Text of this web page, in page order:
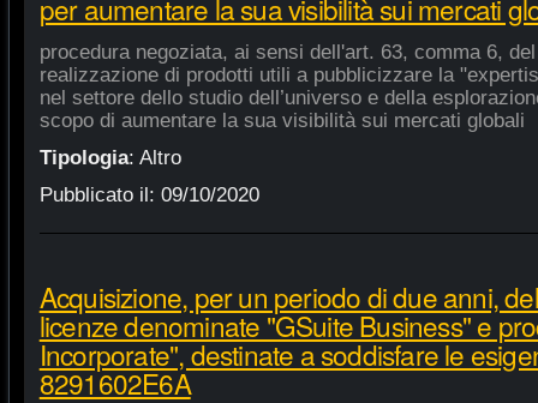
per aumentare la sua visibilità sui mercati
procedura negoziata, ai sensi dell'art. 63, comma 6,
realizzazione di prodotti utili a pubblicizzare la
nel settore dello studio dell’universo e della
scopo di aumentare la sua visibilità sui mercati globali
Tipologia: Altro
Pubblicato il: 09/10/2020
Acquisizione, per un periodo di due anni,
licenze denominate "GSuite Business" e
Incorporate", destinate a soddisfare le
8291602E6A